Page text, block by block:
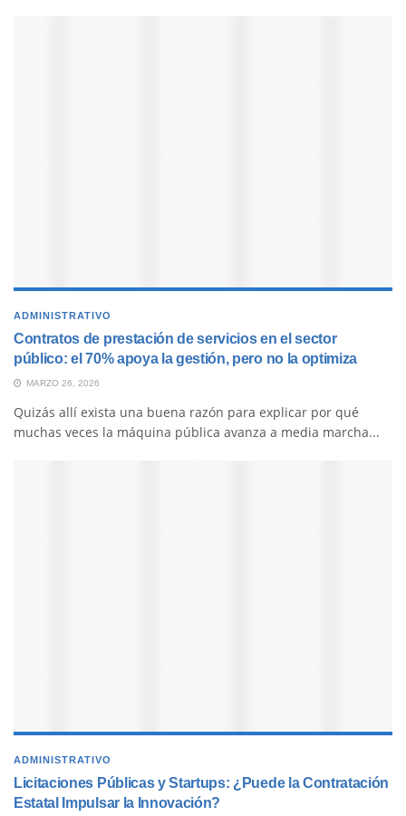
ADMINISTRATIVO
Contratos de prestación de servicios en el sector
público: el 70% apoya la gestión, pero no la optimiza
MARZO 26, 2026
Quizás allí exista una buena razón para explicar por qué
muchas veces la máquina pública avanza a media marcha...
ADMINISTRATIVO
Licitaciones Públicas y Startups: ¿Puede la Contratación
Estatal Impulsar la Innovación?